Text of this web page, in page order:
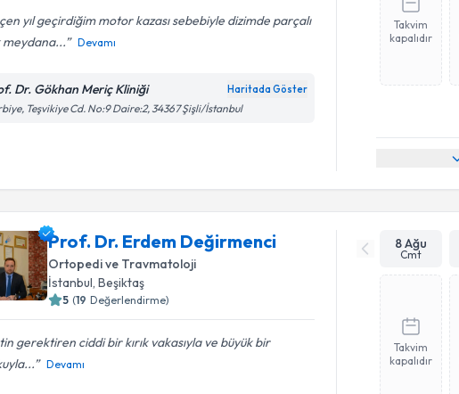
yıl geçirdiğim motor kazası sebebiyle dizimde parçalı
meydana...
Devamı
Dr. Gökhan Meriç Kliniği Haritada Göster
Teşvikiye Cd. No:9 Daire:2, 34367 Şişli/İstanbul
Takvim
kapalıdır
Prof. Dr. Erdem Değirmenci
Ortopedi ve Travmatoloji
İstanbul , Beşiktaş
5 (19 Değerlendirme)
gerektiren ciddi bir kırık vakasıyla ve büyük bir
Devamı
8 Ağu
Cmt
Takvim
kapalıdır